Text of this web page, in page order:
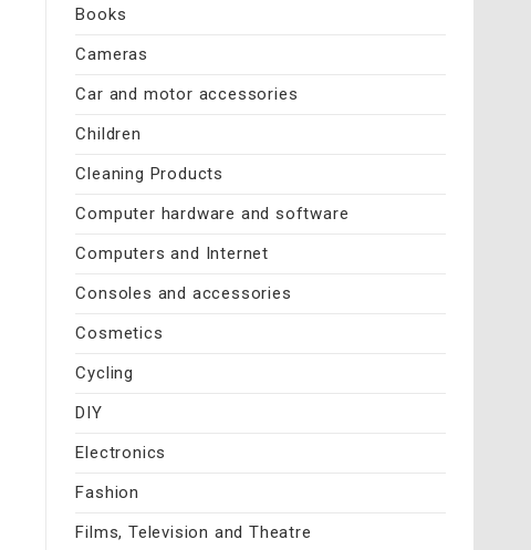
Books
Cameras
Car and motor accessories
Children
Cleaning Products
Computer hardware and software
Computers and Internet
Consoles and accessories
Cosmetics
Cycling
DIY
Electronics
Fashion
Films, Television and Theatre